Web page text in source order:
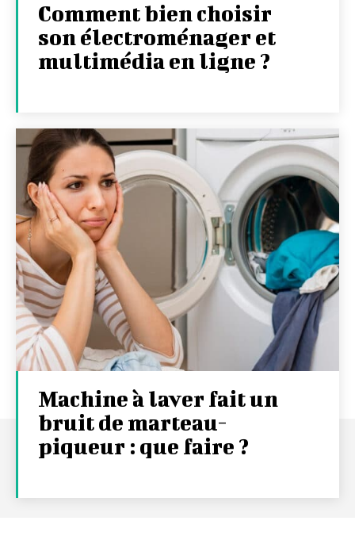
Comment bien choisir
son électroménager et
multimédia en ligne ?
Machine à laver fait un
bruit de marteau-
piqueur : que faire ?